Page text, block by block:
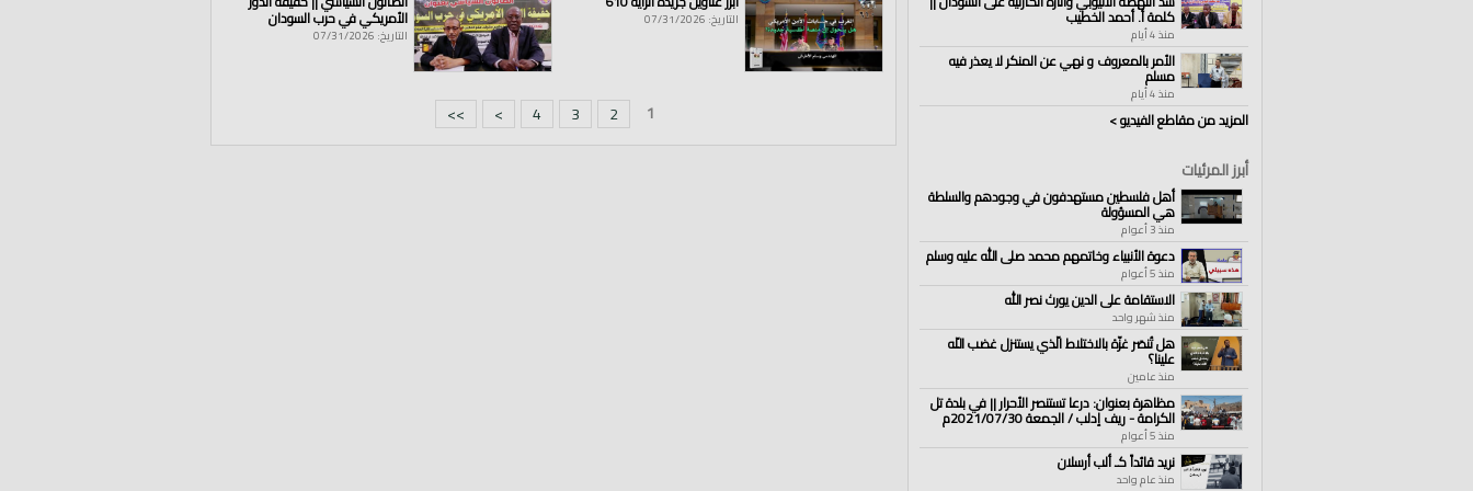
كلمة أ. أحمد الخطيب
منذ 4 أيام
الأمر بالمعروف و نهي عن المنكر لا يعذر فيه
مسلم
منذ 4 أيام
المزيد من مقاطع الفيديو >
أبرز المرئيات
أهل فلسطين مستهدفون في وجودهم والسلطة
هي المسؤولة
منذ 3 أعوام
دعوة الأنبياء وخاتمهم محمد صلى الله عليه وسلم
منذ 5 أعوام
الاستقامة على الدين يورث نصر الله
منذ شهر واحد
هل تُنصَر غزّة بالاختلاط الّذي يستنزل غضب اللّه
علينا؟
منذ عامين
مظاهرة بعنوان: درعا تستنصر الأحرار || في بلدة تل
الكرامة - ريف إدلب / الجمعة 2021/07/30م
منذ 5 أعوام
نريد قائداً كـ ألب أرسلان
منذ عام واحد
التاريخ: 07/31/2026 الأمريكي في حرب السودان
التاريخ: 07/31/2026
1
2
3
4
>
>>